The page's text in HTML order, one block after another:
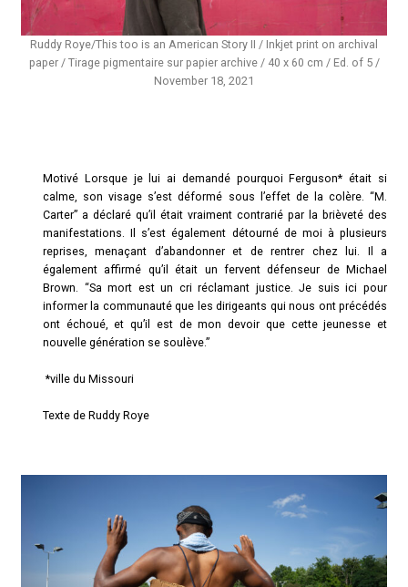
Ruddy Roye/This too is an American Story II / Inkjet print on archival
paper / Tirage pigmentaire sur papier archive / 40 x 60 cm / Ed. of 5 /
November 18, 2021
Motivé Lorsque je lui ai demandé pourquoi Ferguson* était si
calme, son visage s’est déformé sous l’effet de la colère. “M.
Carter” a déclaré qu’il était vraiment contrarié par la brièveté des
manifestations. Il s’est également détourné de moi à plusieurs
reprises, menaçant d’abandonner et de rentrer chez lui. Il a
également affirmé qu’il était un fervent défenseur de Michael
Brown. “Sa mort est un cri réclamant justice. Je suis ici pour
informer la communauté que les dirigeants qui nous ont précédés
ont échoué, et qu’il est de mon devoir que cette jeunesse et
nouvelle génération se soulève.”
*ville du Missouri
Texte de Ruddy Roye